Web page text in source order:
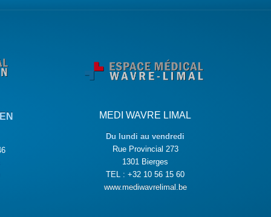
MEDI WAVRE LIMAL
Du lundi au vendredi
Rue Provincial 273
1301 Bierges
TEL : +32 10 56 15 60
www.mediwavrelimal.be